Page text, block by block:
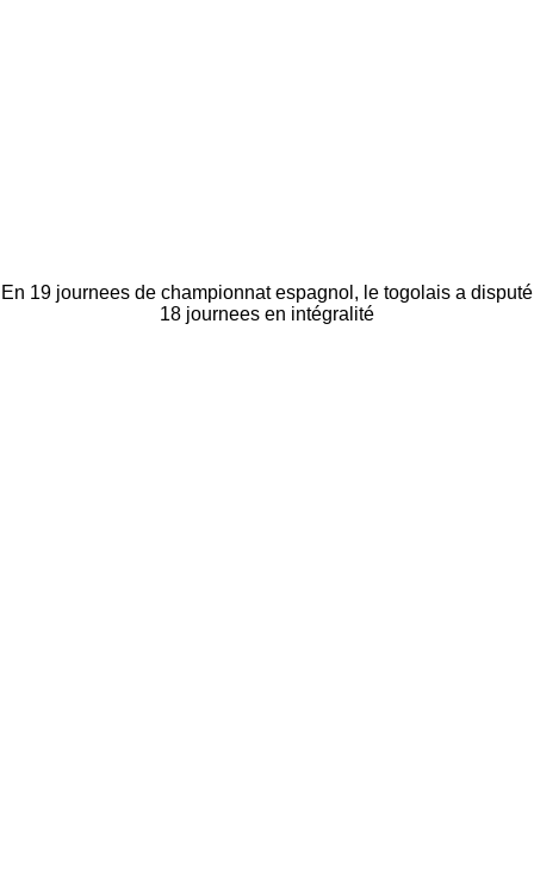
En 19 journees de championnat espagnol, le togolais a disputé
18 journees en intégralité